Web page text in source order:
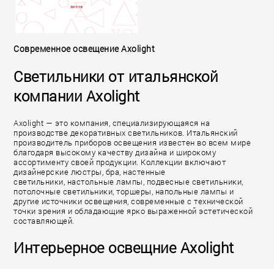
Современное освещение Axolight
Светильники от итальянской
компании Axolight
Axolight — это компания, специализирующаяся на
производстве декоративных светильников. Итальянский
производитель приборов освещения известен во всем мире
благодаря высокому качеству дизайна и широкому
ассортименту своей продукции. Коллекции включают
дизайнерские люстры, бра, настенные
светильники, настольные лампы, подвесные светильники,
потолочные светильники, торшеры, напольные лампы и
другие источники освещения, современные с технической
точки зрения и обладающие ярко выраженной эстетической
составляющей.
Интерьерное освещние Axolight